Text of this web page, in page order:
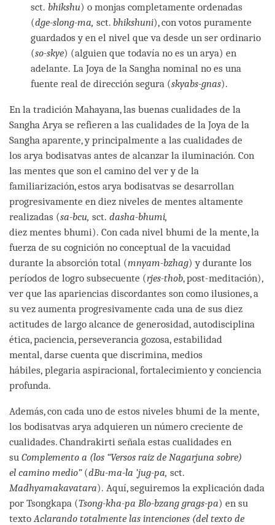
sct. bhikshu) o monjas completamente ordenadas
(dge-slong-ma, sct. bhikshuni), con votos puramente
guardados y en el nivel que va desde un ser ordinario
(so-skye) (alguien que todavía no es un arya) en
adelante. La Joya de la Sangha nominal no es una
fuente real de dirección segura (skyabs-gnas).
En la tradición Mahayana, las buenas cualidades de la
Sangha Arya se refieren a las cualidades de la Joya de la
Sangha aparente, y principalmente a las cualidades de
los arya bodisatvas antes de alcanzar la iluminación. Con
las mentes que son el camino del ver y de la
familiarización, estos arya bodisatvas se desarrollan
progresivamente en diez niveles de mentes altamente
realizadas (sa-bcu, sct. dasha-bhumi,
diez mentes bhumi). Con cada nivel bhumi de la mente, la
fuerza de su cognición no conceptual de la vacuidad
durante la absorción total (mnyam-bzhag) y durante los
períodos de logro subsecuente (rjes-thob, post-meditación),
ver que las apariencias discordantes son como ilusiones, a
su vez aumenta progresivamente cada una de sus diez
actitudes de largo alcance de generosidad, autodisciplina
ética, paciencia, perseverancia gozosa, estabilidad
mental, darse cuenta que discrimina, medios
hábiles, plegaria aspiracional, fortalecimiento y conciencia
profunda.
Además, con cada uno de estos niveles bhumi de la mente,
los bodisatvas arya adquieren un número creciente de
cualidades. Chandrakirti señala estas cualidades en
su Complemento a (los “Versos raíz de Nagarjuna sobre)
el camino medio” (dBu-ma-la ’jug-pa, sct.
Madhyamakavatara). Aquí, seguiremos la explicación dada
por Tsongkapa (Tsong-kha-pa Blo-bzang grags-pa) en su
texto Aclarando totalmente las intenciones (del texto de